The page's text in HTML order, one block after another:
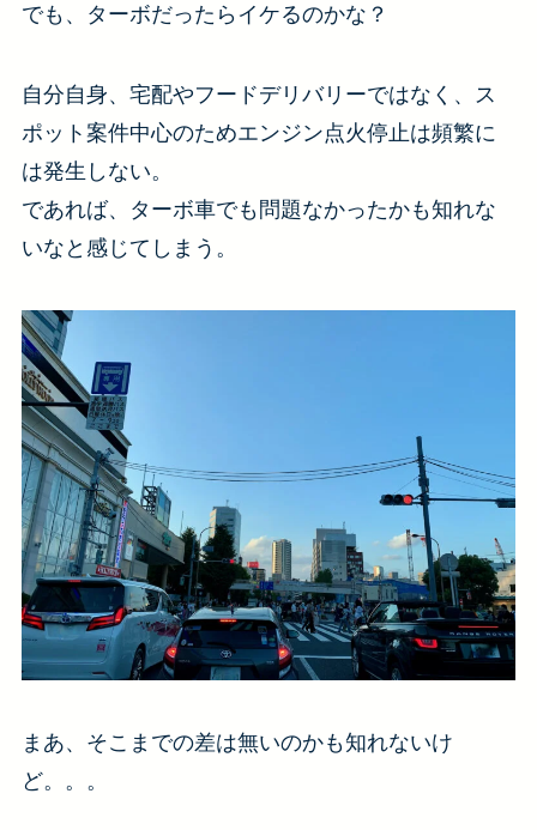
でも、ターボだったらイケるのかな？
自分自身、宅配やフードデリバリーではなく、ス
ポット案件中心のためエンジン点火停止は頻繁に
は発生しない。
であれば、ターボ車でも問題なかったかも知れな
いなと感じてしまう。
まあ、そこまでの差は無いのかも知れないけ
ど。。。